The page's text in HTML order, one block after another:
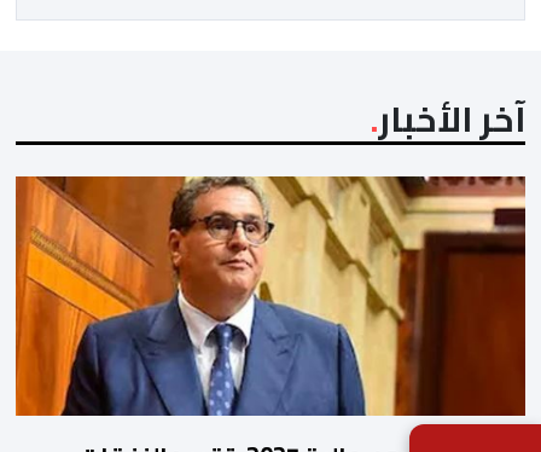
الإجمالية لطلبات العروض […]
آخر الأخبار